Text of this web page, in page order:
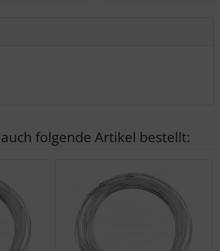
folgende Artikel bestellt: